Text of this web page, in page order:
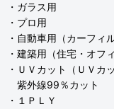
・ガラス用
・プロ用
・自動車用（カーフィル
・建築用（住宅・オフ
・ＵＶカット（ＵＶカ
紫外線99％カット
・１ＰＬＹ